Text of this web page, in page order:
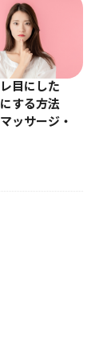
目にした
する方法
ッサージ・